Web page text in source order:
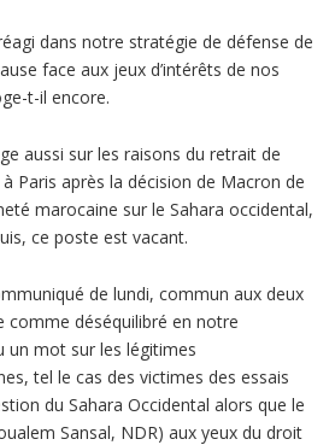
dans notre stratégie de défense de
face aux jeux d’intérêts de nos
t-il encore.
aussi sur les raisons du retrait de
à Paris après la décision de Macron de
marocaine sur le Sahara occidental,
ce poste est vacant.
de lundi, commun aux deux
comme déséquilibré en notre
un mot sur les légitimes
tel le cas des victimes des essais
du Sahara Occidental alors que le
Sansal, NDR) aux yeux du droit